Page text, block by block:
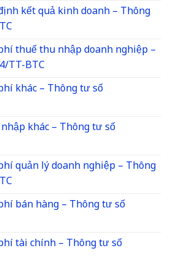
kết quả kinh doanh – Thông
thuế thu nhập doanh nghiệp –
TT-BTC
khác – Thông tư số
khác – Thông tư số
quản lý doanh nghiệp – Thông
bán hàng – Thông tư số
tài chính – Thông tư số